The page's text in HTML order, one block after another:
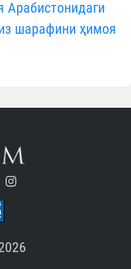
Арабистонидаги
шарафини ҳимоя